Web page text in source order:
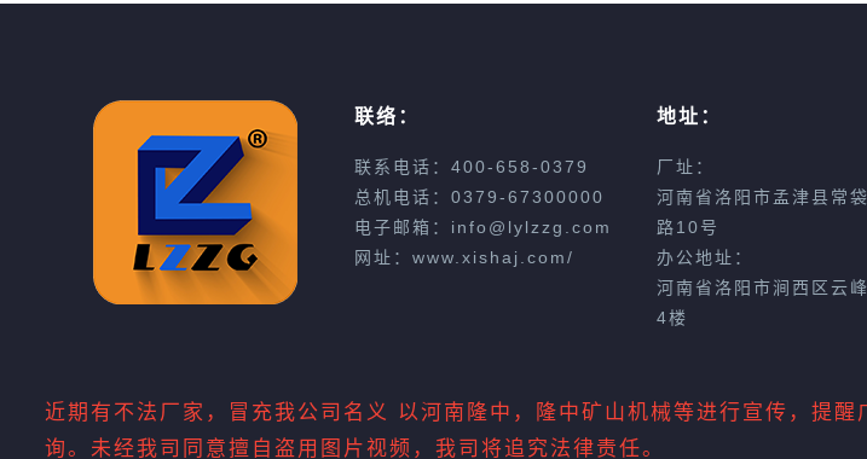
联络：
联系电话：400-658-0379
总机电话：0379-67300000
电子邮箱：info@lylzzg.com
网址：www.xishaj.com/
地址：
厂址：
河南省洛阳市孟津县常
路10号
办公地址：
河南省洛阳市涧西区云
4楼
近期有不法厂家，冒充我公司名义 以河南隆中，隆中矿山机械等进行宣传，提
询。未经我司同意擅自盗用图片视频，我司将追究法律责任。